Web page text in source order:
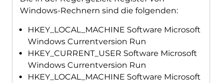
Windows-Rechnern sind die folgenden:
HKEY_LOCAL_MACHINE Software Microsoft
Windows Currentversion Run
HKEY_CURRENT_USER Software Microsoft
Windows Currentversion Run
HKEY_LOCAL_MACHINE Software Microsoft